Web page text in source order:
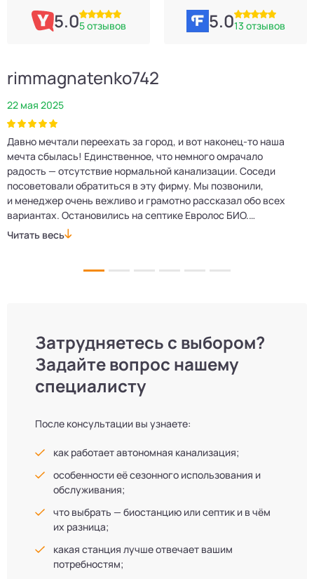
5.05 отзывов 5.013 отзывов
rimmagnatenko742
22 мая 2025
Давно мечтали переехать за город, и вот наконец‑то наша
мечта сбылась! Единственное, что немного омрачало
радость — отсутствие нормальной канализации. Соседи
посоветовали обратиться в эту фирму. Мы позвонили,
и менеджер очень вежливо и грамотно рассказал обо всех
вариантах. Остановились на септике Евролос БИО.
Монтажники приехали вовремя, установили всё быстро
Читать весь
Затрудняетесь с выбором?
Задайте вопрос нашему
специалисту
После консультации вы узнаете:
как работает автономная канализация;
особенности её сезонного использования и
обслуживания;
что выбрать — биостанцию или септик и в чём
их разница;
какая станция лучше отвечает вашим
потребностям;